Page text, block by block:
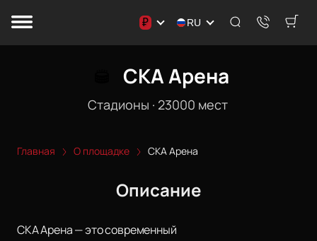
₽ RU
СКА Арена
Стадионы · 23000 мест
Главная О площадке СКА Арена
Описание
СКА Арена — это современный